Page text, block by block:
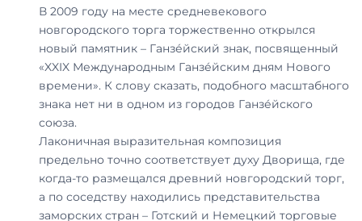
В 2009 году на месте средневекового
новгородского торга торжественно открылся
новый памятник – Ганзе́йский знак, посвященный
«XXIX Международным Ганзе́йским дням Нового
времени». К слову сказать, подобного масштабного
знака нет ни в одном из городов Ганзе́йского
союза.
Лаконичная выразительная композиция
предельно точно соответствует духу Дворища, где
когда-то размещался древний новгородский торг,
а по соседству находились представительства
заморских стран – Готский и Немецкий торговые